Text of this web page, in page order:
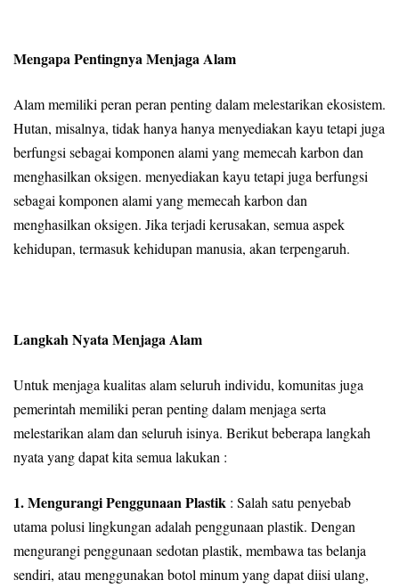
Mengapa Pentingnya Menjaga Alam
Alam memiliki peran peran penting dalam melestarikan ekosistem.
Hutan, misalnya, tidak hanya hanya menyediakan kayu tetapi juga
berfungsi sebagai komponen alami yang memecah karbon dan
menghasilkan oksigen. menyediakan kayu tetapi juga berfungsi
sebagai komponen alami yang memecah karbon dan
menghasilkan oksigen. Jika terjadi kerusakan, semua aspek
kehidupan, termasuk kehidupan manusia, akan terpengaruh.
Langkah Nyata Menjaga Alam
Untuk menjaga kualitas alam seluruh individu, komunitas juga
pemerintah memiliki peran penting dalam menjaga serta
melestarikan alam dan seluruh isinya. Berikut beberapa langkah
nyata yang dapat kita semua lakukan :
1. Mengurangi Penggunaan Plastik : Salah satu penyebab
utama polusi lingkungan adalah penggunaan plastik. Dengan
mengurangi penggunaan sedotan plastik, membawa tas belanja
sendiri, atau menggunakan botol minum yang dapat diisi ulang,